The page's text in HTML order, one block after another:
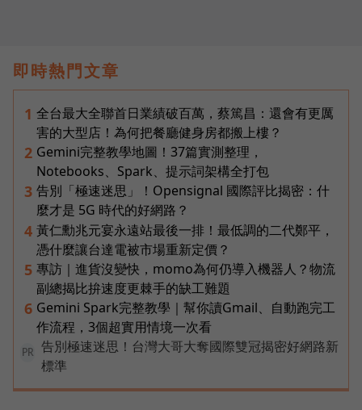
即時熱門文章
1 全台最大全聯首日業績破百萬，蔡篤昌：還會有更厲
害的大型店！為何把餐廳健身房都搬上樓？
2 Gemini完整教學地圖！37篇實測整理，
Notebooks、Spark、提示詞架構全打包
3 告別「極速迷思」！Opensignal 國際評比揭密：什
麼才是 5G 時代的好網路？
4 黃仁勳兆元宴永遠站最後一排！最低調的二代鄭平，
憑什麼讓台達電被市場重新定價？
5 專訪｜進貨沒變快，momo為何仍導入機器人？物流
副總揭比拚速度更棘手的缺工難題
6 Gemini Spark完整教學｜幫你讀Gmail、自動跑完工
作流程，3個超實用情境一次看
PR
告別極速迷思！台灣大哥大奪國際雙冠揭密好網路新
標準